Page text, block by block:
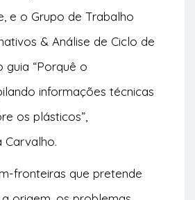
e o Grupo de Trabalho
& Análise de Ciclo de
guia “Porquê o
informações técnicas
os plásticos”,
Carvalho.
fronteiras que pretende